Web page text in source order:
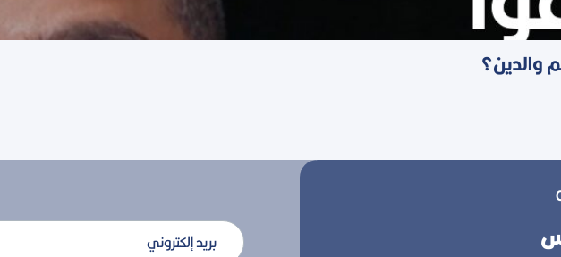
والدين؟